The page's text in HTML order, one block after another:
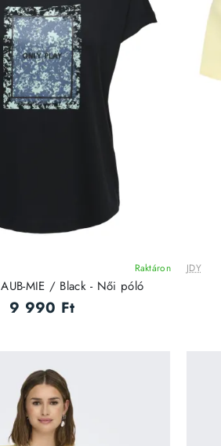
Raktáron
MIE / Black - Női póló
9 990 Ft
JDY